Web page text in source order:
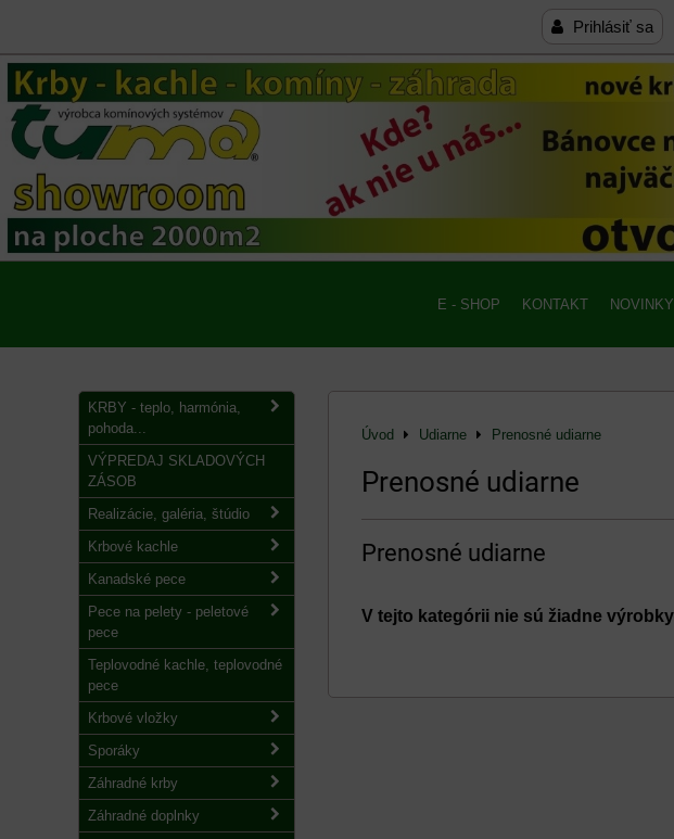
Prihlásiť sa
E - SHOP KONTAKT NOVINKY
Úvod Udiarne Prenosné udiarne
Prenosné udiarne
Prenosné udiarne
KRBY - teplo, harmónia,
pohoda...
VÝPREDAJ SKLADOVÝCH
ZÁSOB
Realizácie, galéria, štúdio
Krbové kachle
Kanadské pece
Pece na pelety - peletové
pece
Teplovodné kachle, teplovodné
pece
Krbové vložky
Sporáky
Záhradné krby
Záhradné doplnky